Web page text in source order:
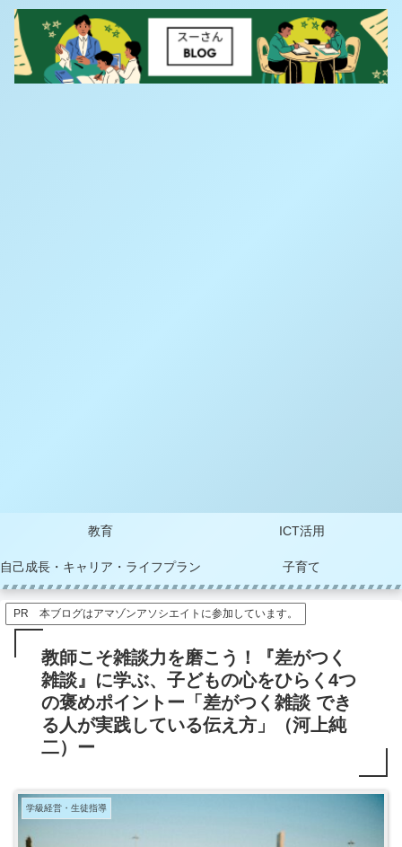
教育 ICT活用
自己成長・キャリア・ライフプラン 子育て
PR 本ブログはアマゾンアソシエイトに参加しています。
教師こそ雑談力を磨こう！『差がつく
雑談』に学ぶ、子どもの心をひらく4つ
の褒めポイントー「差がつく雑談 でき
る人が実践している伝え方」（河上純
二）ー
学級経営・生徒指導